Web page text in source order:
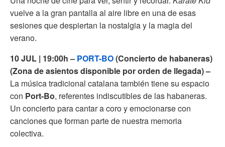
vuelve a la gran pantalla al aire libre en una de esas
sesiones que despiertan la nostalgia y la magia del
verano.
10 JUL | 19:00h – PORT-BO(Concierto de habaneras)
(Zona de asientos disponible por orden de llegada) –
La música tradicional catalana también tiene su espacio
con Port-Bo, referentes indiscutibles de las habaneras.
Un concierto para cantar a coro y emocionarse con
canciones que forman parte de nuestra memoria
colectiva.